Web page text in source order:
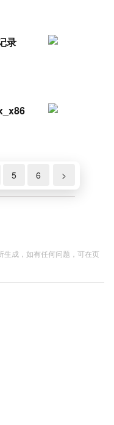
录
5 6 >
生成，如有任何问题，可在页